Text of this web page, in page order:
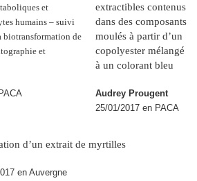
et
humains – suivi
de
et
extractibles contenus
dans des composants
moulés à partir d’un
copolyester mélangé
à un colorant bleu
Audrey Prougent
25/01/2017 en PACA
d’un extrait de myrtilles
en Auvergne